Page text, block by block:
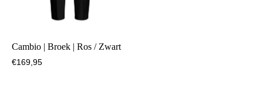
Cambio | Broek | Ros / Zwart
€169,95